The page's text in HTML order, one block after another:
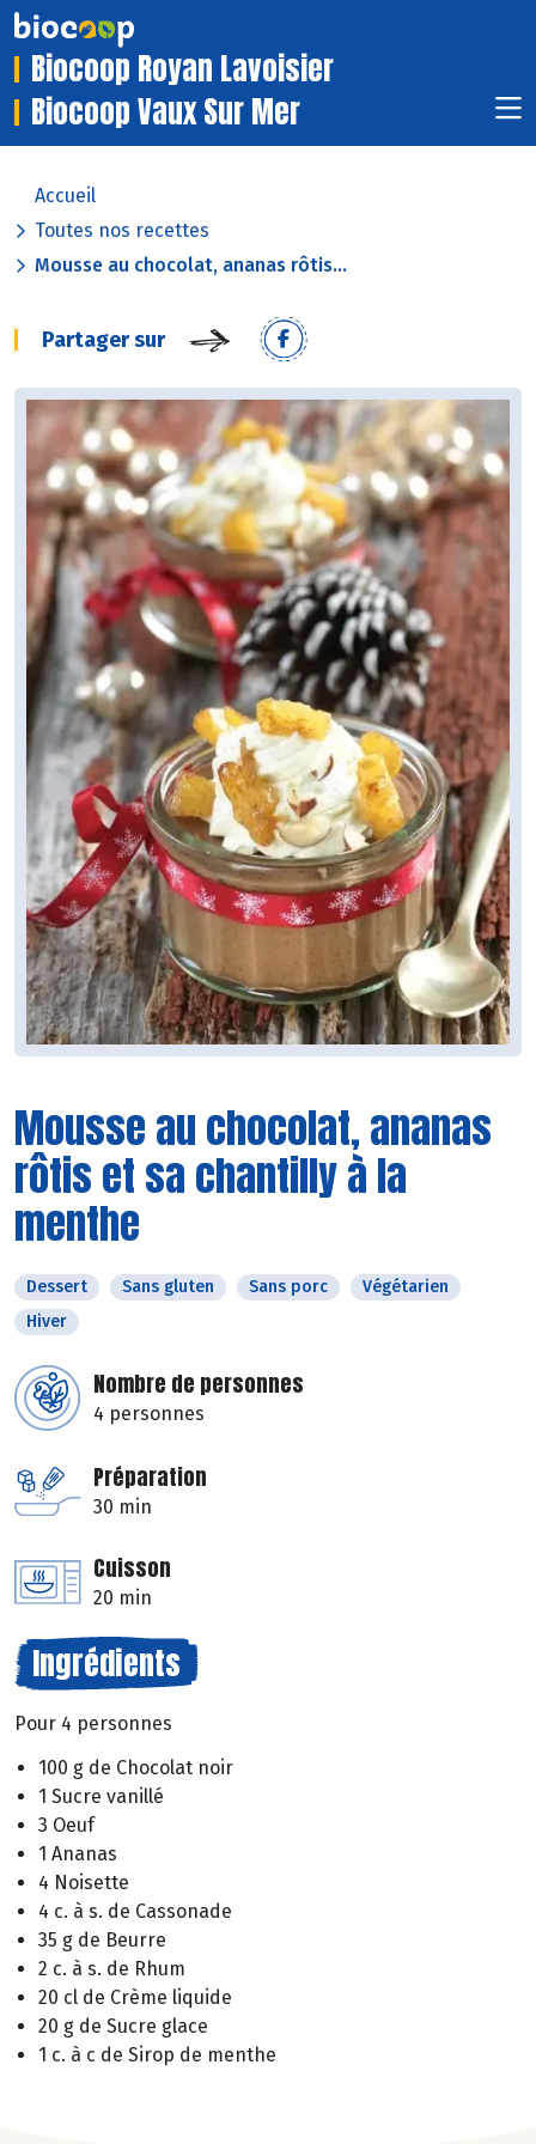
Biocoop Royan Lavoisier
Biocoop Vaux Sur Mer
Accueil
Toutes nos recettes
Mousse au chocolat, ananas rôtis...
Partager sur
Mousse au chocolat, ananas
rôtis et sa chantilly à la
menthe
Dessert Sans gluten Sans porc
Végétarien
Hiver
Nombre de personnes
4 personnes
Préparation
30 min
Cuisson
20 min
Ingrédients
Pour 4 personnes
100 g de Chocolat noir
1 Sucre vanillé
3 Oeuf
1 Ananas
4 Noisette
4 c. à s. de Cassonade
35 g de Beurre
2 c. à s. de Rhum
20 cl de Crème liquide
20 g de Sucre glace
1 c. à c de Sirop de menthe